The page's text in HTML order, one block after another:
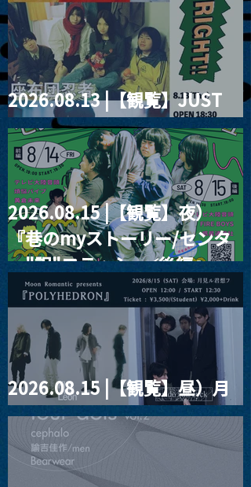
2026.08.13 |【観覧】JUST
RIGHT!! vol.26
2026.08.15 |【観覧】夜）
『巷のmyストーリー/センタ
ー"訳"フラッシュ⚡️後編』
2026.08.15 |【観覧】昼）月
見ルpre.『POLYHEDRON』